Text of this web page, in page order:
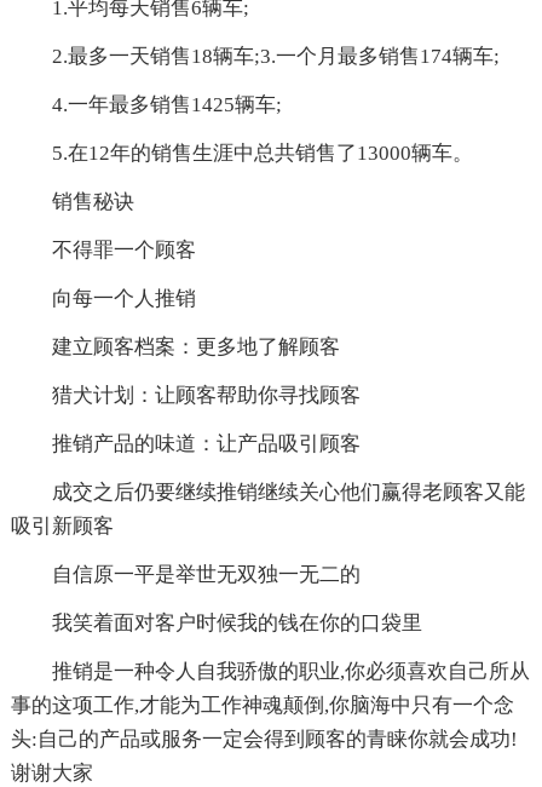
1.平均每天销售6辆车;
2.最多一天销售18辆车;3.一个月最多销售174辆车;
4.一年最多销售1425辆车;
5.在12年的销售生涯中总共销售了13000辆车。
销售秘诀
不得罪一个顾客
向每一个人推销
建立顾客档案：更多地了解顾客
猎犬计划：让顾客帮助你寻找顾客
推销产品的味道：让产品吸引顾客
成交之后仍要继续推销继续关心他们赢得老顾客又能
吸引新顾客
自信原一平是举世无双独一无二的
我笑着面对客户时候我的钱在你的口袋里
推销是一种令人自我骄傲的职业,你必须喜欢自己所从
事的这项工作,才能为工作神魂颠倒,你脑海中只有一个念
头:自己的产品或服务一定会得到顾客的青睐你就会成功!
谢谢大家